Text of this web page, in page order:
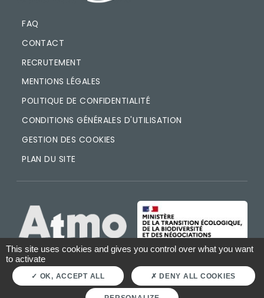
FAQ
CONTACT
RECRUTEMENT
MENTIONS LÉGALES
POLITIQUE DE CONFIDENTIALITÉ
CONDITIONS GÉNÉRALES D'UTILISATION
GESTION DES COOKIES
PLAN DU SITE
IMAGE IMAGE
This site uses cookies and gives you control over what you want
to activate
OK, ACCEPT ALL DENY ALL COOKIES